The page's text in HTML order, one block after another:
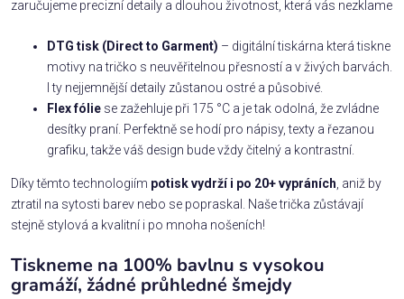
zaručujeme precizní detaily a dlouhou životnost, která vás nezklame
DTG tisk (Direct to Garment) – digitální tiskárna která tiskne
motivy na tričko s neuvěřitelnou přesností a v živých barvách.
I ty nejjemnější detaily zůstanou ostré a působivé.
Flex fólie se zažehluje při 175 °C a je tak odolná, že zvládne
desítky praní. Perfektně se hodí pro nápisy, texty a řezanou
grafiku, takže váš design bude vždy čitelný a kontrastní.
Díky těmto technologiím potisk vydrží i po 20+ vypráních, aniž by
ztratil na sytosti barev nebo se popraskal. Naše trička zůstávají
stejně stylová a kvalitní i po mnoha nošeních!
Tiskneme na 100% bavlnu s vysokou
gramáží, žádné průhledné šmejdy